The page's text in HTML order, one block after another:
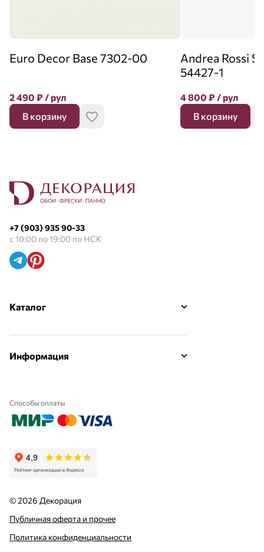
Euro Decor Base 7302-00
2 490 ₽ / рул
В корзину
Andrea Rossi
54427-1
4 800 ₽ / рул
В корзину
+7 (903) 935 90-33
с 10:00 по 19:00 по НСК
Каталог
Информация
Способы оплаты
© 2026 Декорация
Публичная оферта и прочее
Политика конфиденциальности